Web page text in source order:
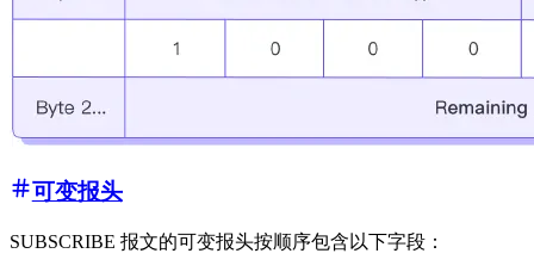
可变报头
SUBSCRIBE 报文的可变报头按顺序包含以下字段：